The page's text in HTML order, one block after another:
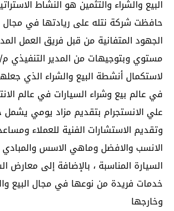
البيع والشراء والتثمين هو النشاط
حافظت شركة نتله على ريادتها في مجال
الجهود المتفانية من قبل فريق العمل
مستوي وبتوجيهات من المدير التنفيذي
لاستكمال أنشطة البيع والشراء الذي
في عالم بيع وشراء السيارات في عالم
علي الانستجرام بتقديم مزاد يومي يشمل
وتقديم الاستشارات الفنية للعملاء
الانسب والافضل وماهي الاسس والمبادي
السيارة المناسبة ، بالإضافة إلى معارض
خدمات فريدة من نوعها في مجال البيع
وخارجها